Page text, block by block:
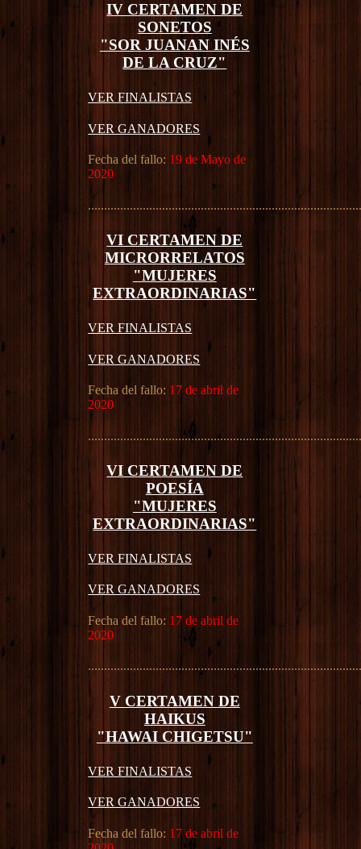
IV CERTAMEN DE
SONETOS
"SOR JUANAN INÉS
DE LA CRUZ"
VER FINALISTAS
VER GANADORES
Fecha del fallo: 19 de Mayo de
2020
VI CERTAMEN DE
MICRORRELATOS
"MUJERES
EXTRAORDINARIAS"
VER FINALISTAS
VER GANADORES
Fecha del fallo: 17 de abril de
2020
VI CERTAMEN DE
POESÍA
"MUJERES
EXTRAORDINARIAS"
VER FINALISTAS
VER GANADORES
Fecha del fallo: 17 de abril de
2020
V CERTAMEN DE
HAIKUS
"HAWAI CHIGETSU"
VER FINALISTAS
VER GANADORES
Fecha del fallo: 17 de abril de